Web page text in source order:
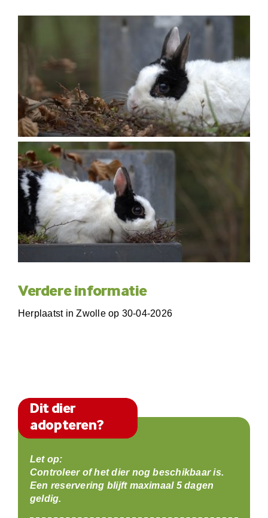
Verdere informatie
Herplaatst in Zwolle op 30-04-2026
Dit dier
adopteren?
Let op:
Controleer of het dier nog beschikbaar is.
Een reservering blijft maximaal 5 dagen
geldig.